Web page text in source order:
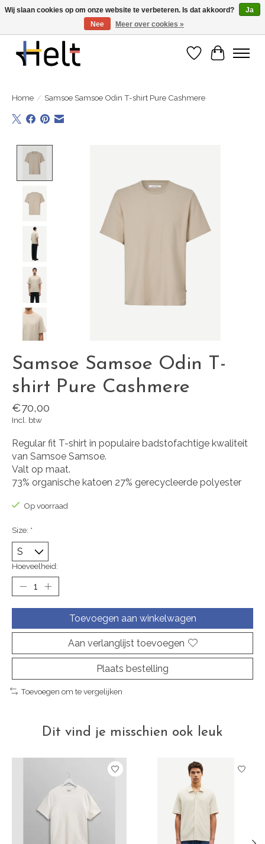
Ontdek de nieuwe collecties in store & online
Verlanglijst
Home / Samsoe Samsoe Odin T-shirt Pure Cashmere
Samsoe Samsoe Odin T-
shirt Pure Cashmere
€70,00
Incl. btw
Regular fit T-shirt in populaire badstofachtige kwaliteit
van Samsoe Samsoe.
Valt op maat.
73% organische katoen 27% gerecycleerde polyester
Op voorraad
Size: *
Hoeveelheid:
Toevoegen aan winkelwagen
Aan verlanglijst toevoegen
Plaats bestelling
Toevoegen om te vergelijken
Dit vind je misschien ook leuk
Items van productcarrousel
Wij slaan cookies op om onze website te verbeteren. Is dat akkoord?
Ja
Nee
Meer over cookies »